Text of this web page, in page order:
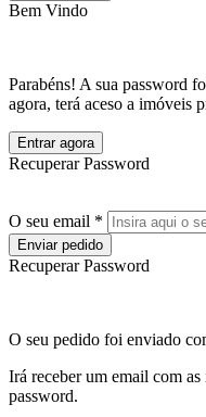
Bem Vindo
Parabéns! A sua password
agora, terá aceso a imóveis
Entrar agora
Recuperar Password
O seu email *
Enviar pedido
Recuperar Password
O seu pedido foi enviado
Irá receber um email com as
password.